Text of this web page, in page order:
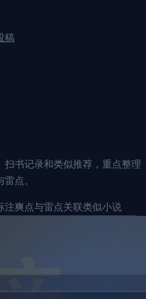
稿
扫书记录和类似推荐，重点整理
点。
注爽点与雷点关联类似小说